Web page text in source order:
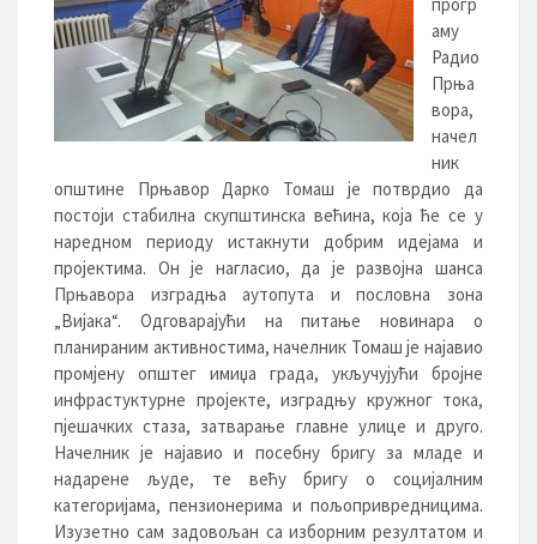
аму
Радио
Прња
вора,
начел
ник
општине Прњавор Дарко Томаш је потврдио да
постоји стабилна скупштинска већина, која ће се у
наредном периоду истакнути добрим идејама и
пројектима. Он је нагласио, да је развојна шанса
Прњавора изградња аутопута и пословна зона
„Вијака“. Одговарајући на питање новинара о
планираним активностима, начелник Томаш је најавио
промјену општег имиџа града, укључујући бројне
инфрастуктурне пројекте, изградњу кружног тока,
пјешачких стаза, затварање главне улице и друго.
Начелник је најавио и посебну бригу за младе и
надарене људе, те већу бригу о социјалним
категоријама, пензионерима и пољопривредницима.
Изузетно сам задовољан са изборним резултатом и